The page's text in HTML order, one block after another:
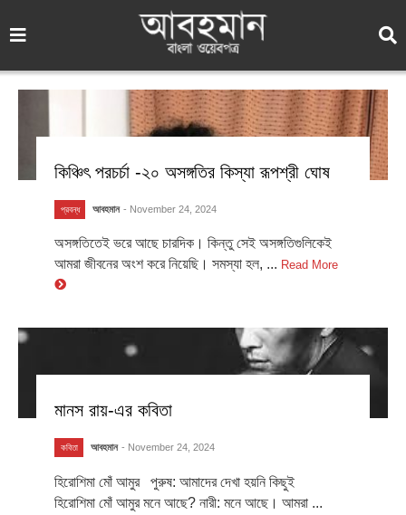
কিঞ্চিৎ পরচর্চা -২০ অসঙ্গতির কিস্যা রূপশ্রী ঘোষ
প্রবন্ধ আবহমান - November 24, 2024
অসঙ্গতিতেই ভরে আছে চারদিক। কিন্তু সেই অসঙ্গতিগুলিকেই
আমরা জীবনের অংশ করে নিয়েছি। সমস্যা হল, ... Read More
মানস রায়-এর কবিতা
কবিতা আবহমান - November 24, 2024
হিরোশিমা মোঁ আমুর পুরুষ: আমাদের দেখা হয়নি কিছুই
হিরোশিমা মোঁ আমুর মনে আছে? নারী: মনে আছে। আমরা ...